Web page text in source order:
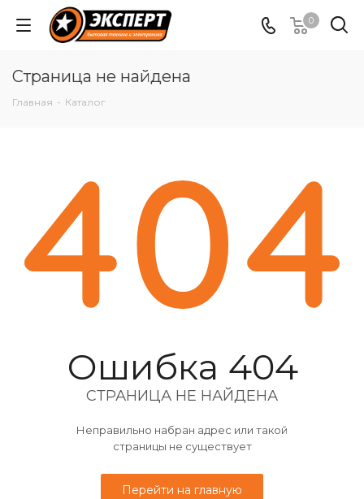
0
Страница не найдена
Главная - Каталог
Ошибка 404
СТРАНИЦА НЕ НАЙДЕНА
Неправильно набран адрес или такой
страницы не существует
Перейти на главную